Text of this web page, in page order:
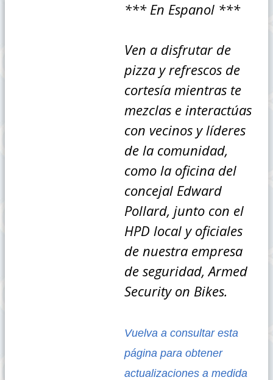
*** En Espanol ***
Ven a disfrutar de
pizza y refrescos de
cortesía mientras te
mezclas e interactúas
con vecinos y líderes
de la comunidad,
como la oficina del
concejal Edward
Pollard, junto con el
HPD local y oficiales
de nuestra empresa
de seguridad, Armed
Security on Bikes.
Vuelva a consultar esta
página para obtener
actualizaciones a medida